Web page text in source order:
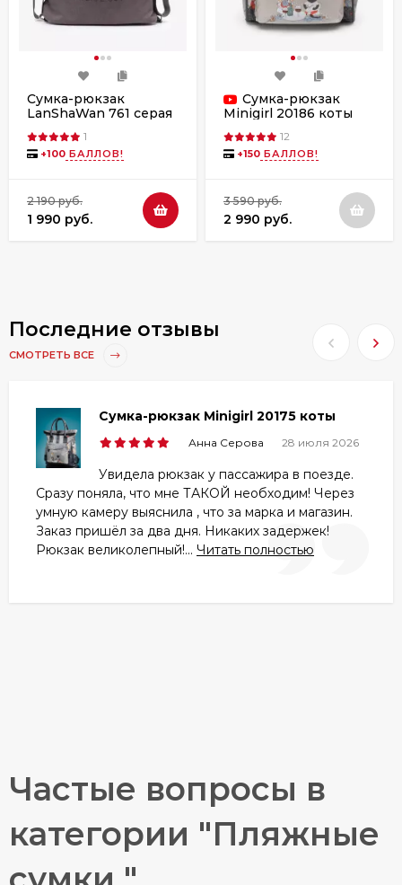
Сумка-рюкзак
LanShaWan 761 серая
1
+100 БАЛЛОВ!
2 190 руб.
1 990 руб.
Сумка-рюкзак
Minigirl 20186 коты
12
+150 БАЛЛОВ!
3 590 руб.
2 990 руб.
Последние отзывы
СМОТРЕТЬ ВСЕ
Сумка-рюкзак Minigirl 20175 коты
Анна Серова 28 июля 2026
Увидела рюкзак у пассажира в поезде.
Сразу поняла, что мне ТАКОЙ необходим! Через
умную камеру выяснила , что за марка и магазин.
Заказ пришёл за два дня. Никаких задержек!
Рюкзак великолепный!... Читать полностью
Частые вопросы в
категории "Пляжные